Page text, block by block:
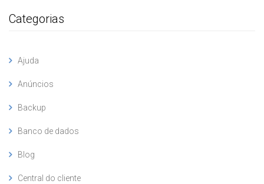
Categorias
Ajuda
Anúncios
Backup
Banco de dados
Blog
Central do cliente